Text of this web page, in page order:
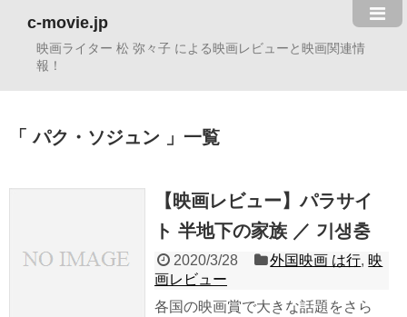
c-movie.jp
映画ライター 松 弥々子 による映画レビューと映画関連情
報！
パク・ソジュン 一覧
【映画レビュー】パラサイ
ト 半地下の家族 ／ 기생충
2020/3/28 外国映画 は行, 映
画レビュー
各国の映画賞で大きな話題をさら